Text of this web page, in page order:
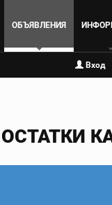
ОБЪЯВЛЕНИЯ
Вход